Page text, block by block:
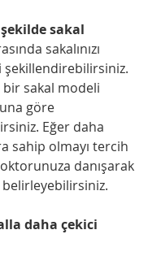
sakal
sakalınızı
şekillendirebilirsiniz.
bir sakal modeli
göre
Eğer daha
sahip olmayı tercih
danışarak
belirleyebilirsiniz.
daha çekici